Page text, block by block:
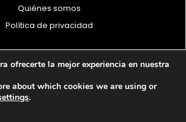
Quiénes somos
Política de privacidad
- Todos los derechos reservados
ofrecerte la mejor experiencia en nuestra
about which cookies we are using or
.